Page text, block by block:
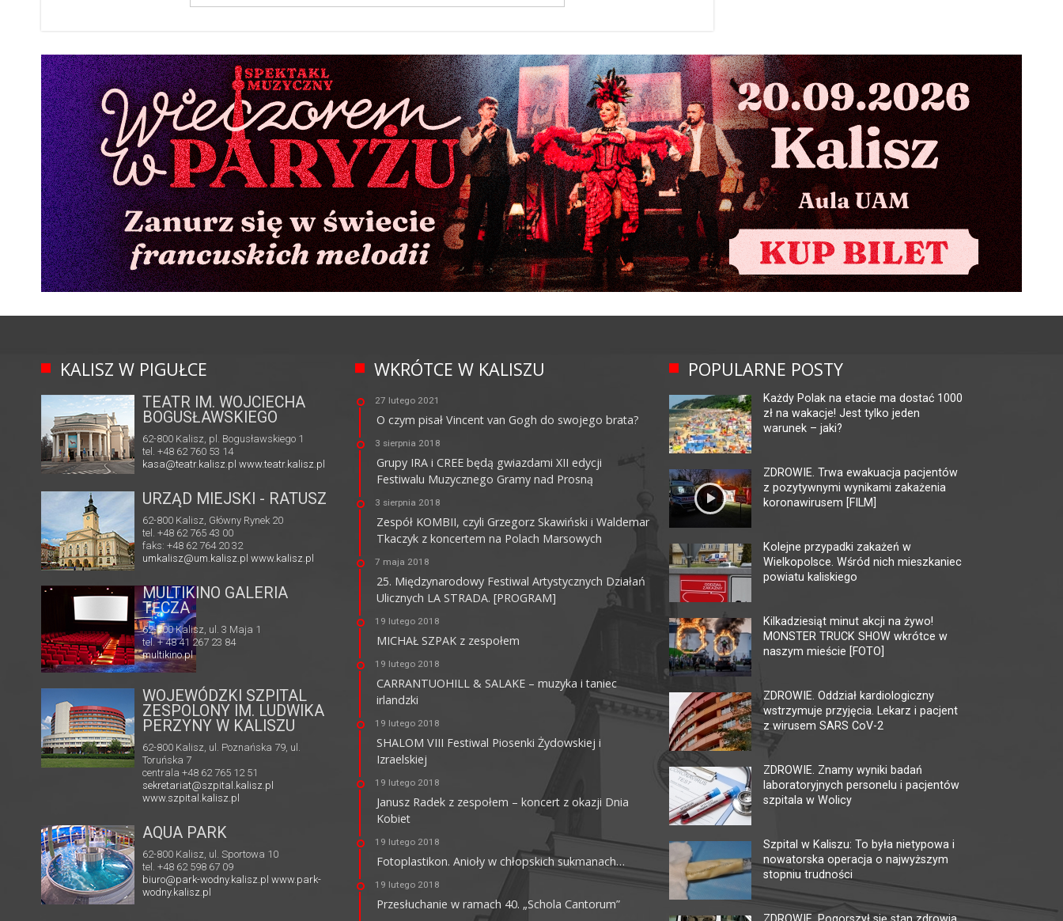
KALISZ W PIGUŁCE
TEATR IM. WOJCIECHA
BOGUSŁAWSKIEGO
62-800 Kalisz, pl. Bogusławskiego 1
tel. +48 62 760 53 14
kasa@teatr.kalisz.pl www.teatr.kalisz.pl
URZĄD MIEJSKI - RATUSZ
62-800 Kalisz, Główny Rynek 20
tel. +48 62 765 43 00
faks: +48 62 764 20 32
umkalisz@um.kalisz.pl www.kalisz.pl
KINO CENTRUM
62-800 Kalisz, ul. Łazienna 6
tel. +48 62 765 25 01
faks. +48 62 767 23 18
ckis@ckis.kalisz.pl
KINO HELIOS GALERIA
62-800 Kalisz, ul. Górnośląska 82
MULTIKINO GALERIA
TĘCZA
62-800 Kalisz, ul. 3 Maja 1
tel. + 48 41 267 23 84
multikino.pl
WOJEWÓDZKI SZPITAL
ZESPOLONY IM. LUDWIKA
PERZYNY W KALISZU
62-800 Kalisz, ul. Poznańska 79, ul.
Toruńska 7
centrala +48 62 765 12 51
sekretariat@szpital.kalisz.pl
www.szpital.kalisz.pl
AQUA PARK
62-800 Kalisz, ul. Sportowa 10
tel. +48 62 598 67 09
biuro@park-wodny.kalisz.pl www.park-
wodny.kalisz.pl
WKRÓTCE W KALISZU
27 lutego 2021
O czym pisał Vincent van Gogh do swojego brata?
3 sierpnia 2018
Grupy IRA i CREE będą gwiazdami XII edycji
Festiwalu Muzycznego Gramy nad Prosną
3 sierpnia 2018
Zespół KOMBII, czyli Grzegorz Skawiński i Waldemar
Tkaczyk z koncertem na Polach Marsowych
7 maja 2018
25. Międzynarodowy Festiwal Artystycznych Działań
Ulicznych LA STRADA. [PROGRAM]
19 lutego 2018
MICHAŁ SZPAK z zespołem
19 lutego 2018
CARRANTUOHILL & SALAKE – muzyka i taniec
irlandzki
19 lutego 2018
SHALOM VIII Festiwal Piosenki Żydowskiej i
Izraelskiej
19 lutego 2018
Janusz Radek z zespołem – koncert z okazji Dnia
Kobiet
19 lutego 2018
Fotoplastikon. Anioły w chłopskich sukmanach…
19 lutego 2018
Przesłuchanie w ramach 40. „Schola Cantorum”
POPULARNE POSTY
Każdy Polak na etacie ma dostać 1000
zł na wakacje! Jest tylko jeden
warunek – jaki?
ZDROWIE. Trwa ewakuacja pacjentów
z pozytywnymi wynikami zakażenia
koronawirusem [FILM]
Kolejne przypadki zakażeń w
Wielkopolsce. Wśród nich mieszkaniec
powiatu kaliskiego
Kilkadziesiąt minut akcji na żywo!
MONSTER TRUCK SHOW wkrótce w
naszym mieście [FOTO]
ZDROWIE. Oddział kardiologiczny
wstrzymuje przyjęcia. Lekarz i pacjent
z wirusem SARS CoV-2
ZDROWIE. Znamy wyniki badań
laboratoryjnych personelu i pacjentów
szpitala w Wolicy
Szpital w Kaliszu: To była nietypowa i
nowatorska operacja o najwyższym
stopniu trudności
ZDROWIE. Pogorszył się stan zdrowia